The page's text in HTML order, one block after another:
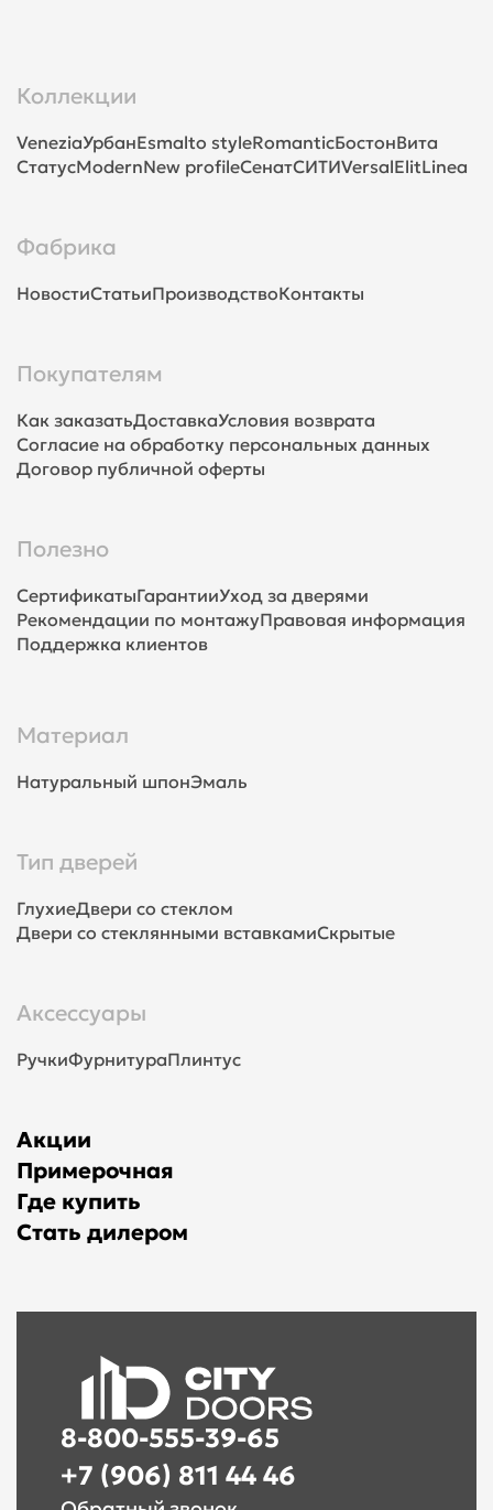
Коллекции
VeneziaУрбанEsmalto styleRomanticБостонВита
СтатусModernNew profileСенатСИТИVersalElitLinea
Фабрика
НовостиСтатьиПроизводствоКонтакты
Покупателям
Как заказатьДоставкаУсловия возврата
Согласие на обработку персональных данных
Договор публичной оферты
Полезно
СертификатыГарантииУход за дверями
Рекомендации по монтажуПравовая информация
Поддержка клиентов
Материал
Натуральный шпонЭмаль
Тип дверей
ГлухиеДвери со стеклом
Двери со стеклянными вставкамиСкрытые
Аксессуары
РучкиФурнитураПлинтус
Акции
Примерочная
Где купить
Стать дилером
8-800-555-39-65
+7 (906) 811 44 46